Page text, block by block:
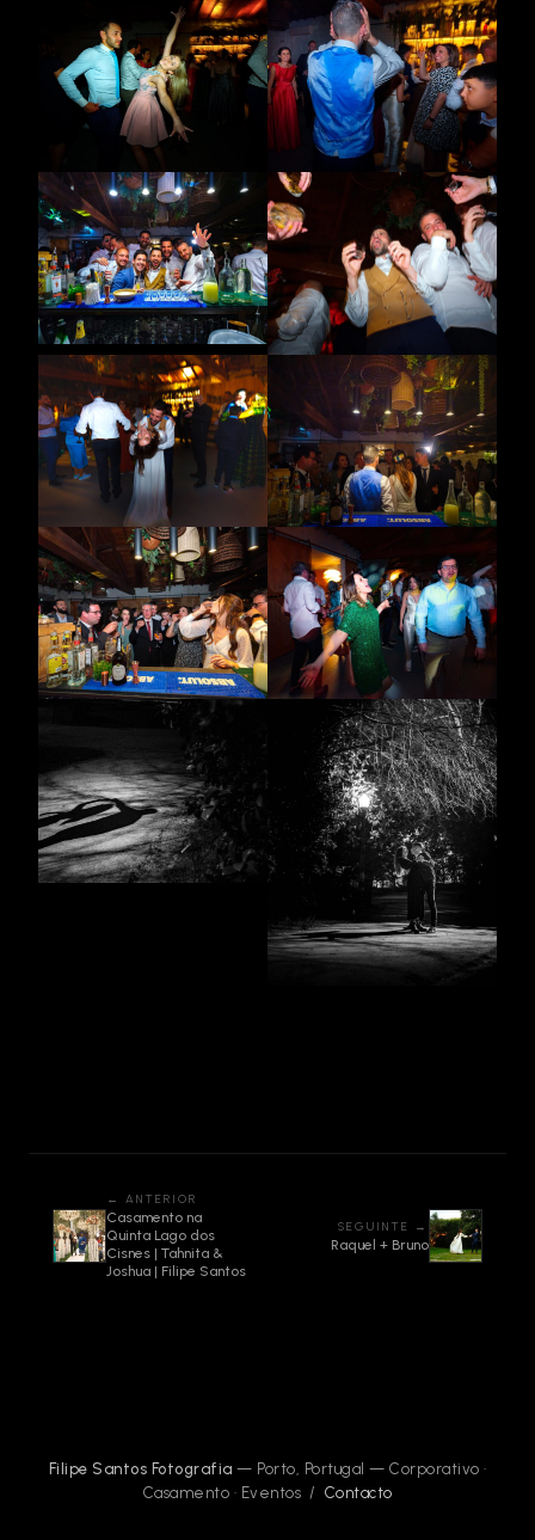
← ANTERIOR
Casamento na
Quinta Lago dos
Cisnes | Tahnita &
Joshua | Filipe Santos
SEGUINTE →
Raquel + Bruno
Filipe Santos Fotografia — Porto, Portugal — Corporativo ·
Casamento · Eventos / Contacto